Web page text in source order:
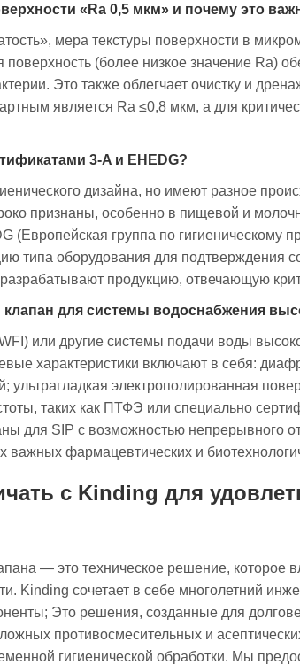
«Ra 0,5 мкм» и почему это
мера текстуры поверхности в
поверхность (более низкое значение Ra)
Это также облегчает очистку и
является Ra ≤0,8 мкм, а для
3-A и EHEDG?
дизайна, но имеют разное
признаны, особенно в пищевой и
(Европейская группа по
типа оборудования для подтверждения
продукцию, отвечающую
для системы водоснабжения
или другие системы подачи воды
характеристики включают в себя:
электрополированная
таких как ПТФЭ или специально
для SIP с возможностью непрерывного
важных фармацевтических и
с Kinding для
— это техническое решение, которое
Kinding сочетает в себе многолетний
Это решения, созданные для
противосмесительных и
гигиенической обработки. Мы